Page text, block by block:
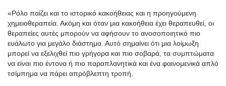
«Ρόλο παίζει και το ιστορικό κακοήθειας και η προηγούμενη
χημειοθεραπεία. Ακόμη και όταν μια κακοήθεια έχει θεραπευθεί, οι
θεραπείες αυτές μπορούν να αφήσουν το ανοσοποιητικό πιο
ευάλωτο για μεγάλο διάστημα. Αυτό σημαίνει ότι μια λοίμωξη
μπορεί να εξελιχθεί πιο γρήγορα και πιο σοβαρά, τα συμπτώματα
να είναι πιο έντονα ή πιο παραπλανητικά και ένα φαινομενικά απλό
τσίμπημα να πάρει απρόβλεπτη τροπή.